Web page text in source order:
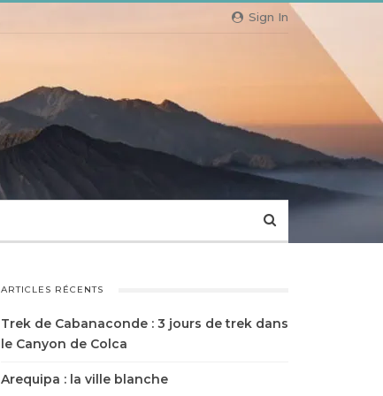
Sign In
ARTICLES RÉCENTS
Trek de Cabanaconde : 3 jours de trek dans
le Canyon de Colca
Arequipa : la ville blanche